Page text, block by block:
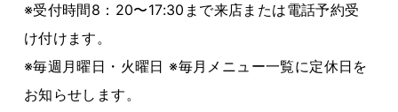
※受付時間8：20〜17:30まで来店または電話予約受
け付けます。
※毎週月曜日・火曜日 ※毎月メニュー一覧に定休日を
お知らせします。